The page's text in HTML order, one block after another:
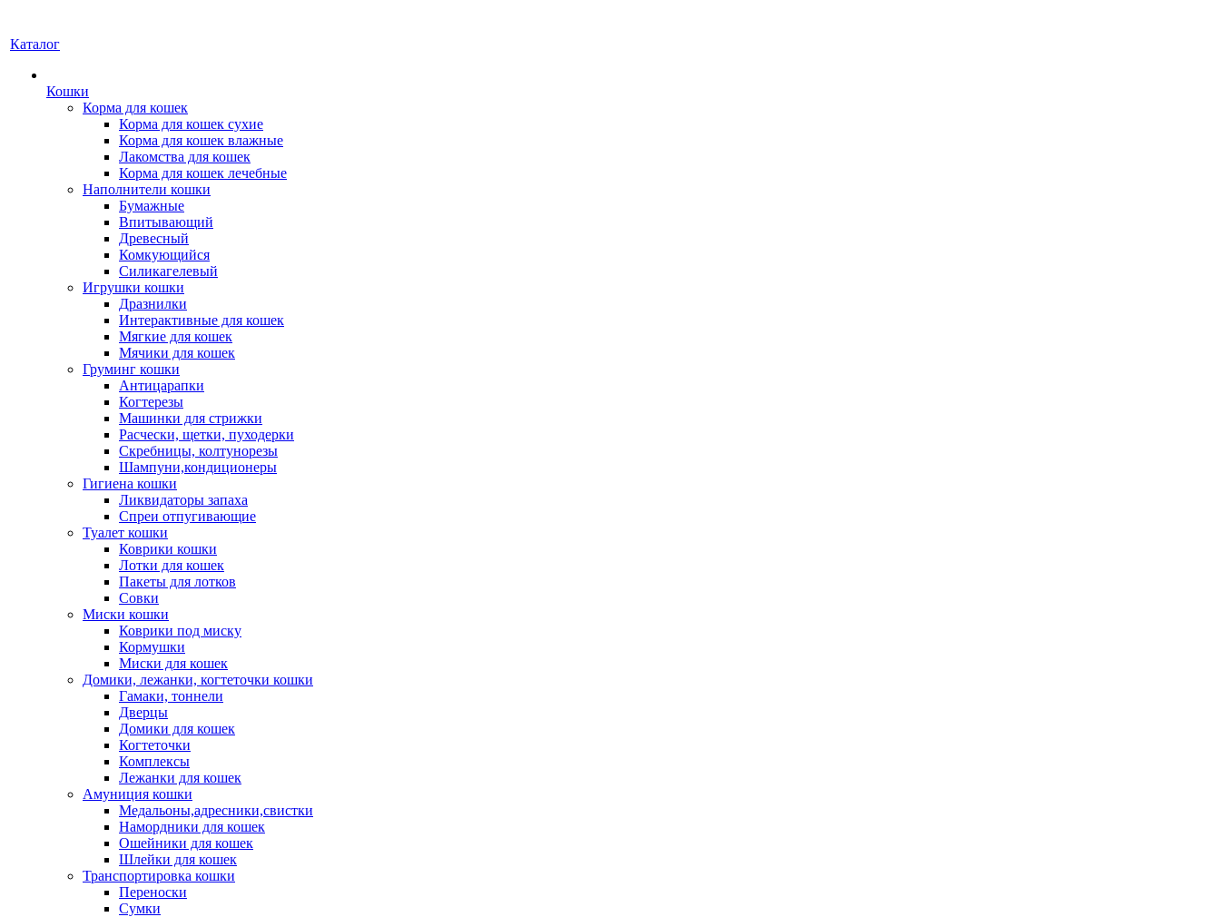
Каталог
Кошки
Корма для кошек
Корма для кошек сухие
Корма для кошек влажные
Лакомства для кошек
Корма для кошек лечебные
Наполнители кошки
Бумажные
Впитывающий
Древесный
Комкующийся
Силикагелевый
Игрушки кошки
Дразнилки
Интерактивные для кошек
Мягкие для кошек
Мячики для кошек
Груминг кошки
Антицарапки
Когтерезы
Машинки для стрижки
Расчески, щетки, пуходерки
Скребницы, колтунорезы
Шампуни,кондиционеры
Гигиена кошки
Ликвидаторы запаха
Спреи отпугивающие
Туалет кошки
Коврики кошки
Лотки для кошек
Пакеты для лотков
Совки
Миски кошки
Коврики под миску
Кормушки
Миски для кошек
Домики, лежанки, когтеточки кошки
Гамаки, тоннели
Дверцы
Домики для кошек
Когтеточки
Комплексы
Лежанки для кошек
Амуниция кошки
Медальоны,адресники,свистки
Намордники для кошек
Ошейники для кошек
Шлейки для кошек
Транспортировка кошки
Переноски
Сумки